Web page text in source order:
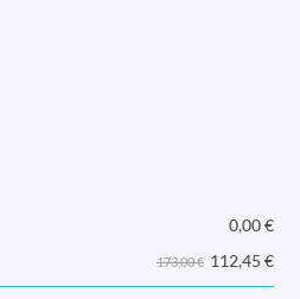
0,00€
173,00 € 112,45 €